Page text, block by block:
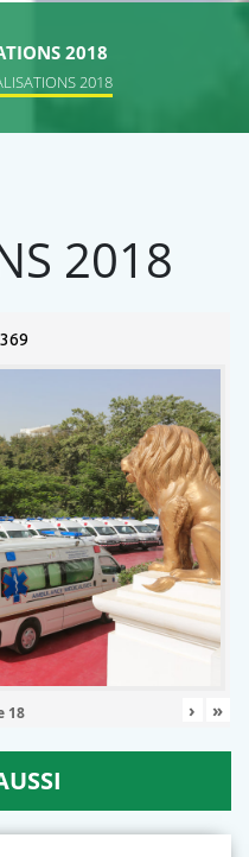
2018
2018
2018
18 › »